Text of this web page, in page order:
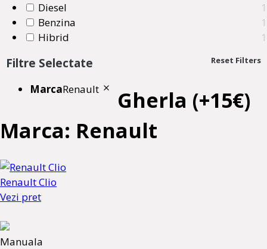
Diesel
1
Benzina
1
Hibrid
1
Filtre Selectate Reset Filters
MarcaRenault
Gherla (+15€)
Marca: Renault
Renault Clio
Vezi pret
Manuala